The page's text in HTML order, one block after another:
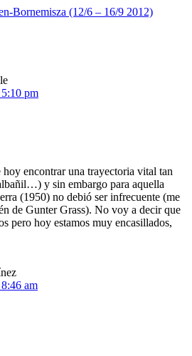
Bornemisza (12/6 – 16/9 2012)
pm
encontrar una trayectoria vital tan
y sin embargo para aquella
(1950) no debió ser infrecuente (me
de Gunter Grass). No voy a decir que
pero hoy estamos muy encasillados,
am